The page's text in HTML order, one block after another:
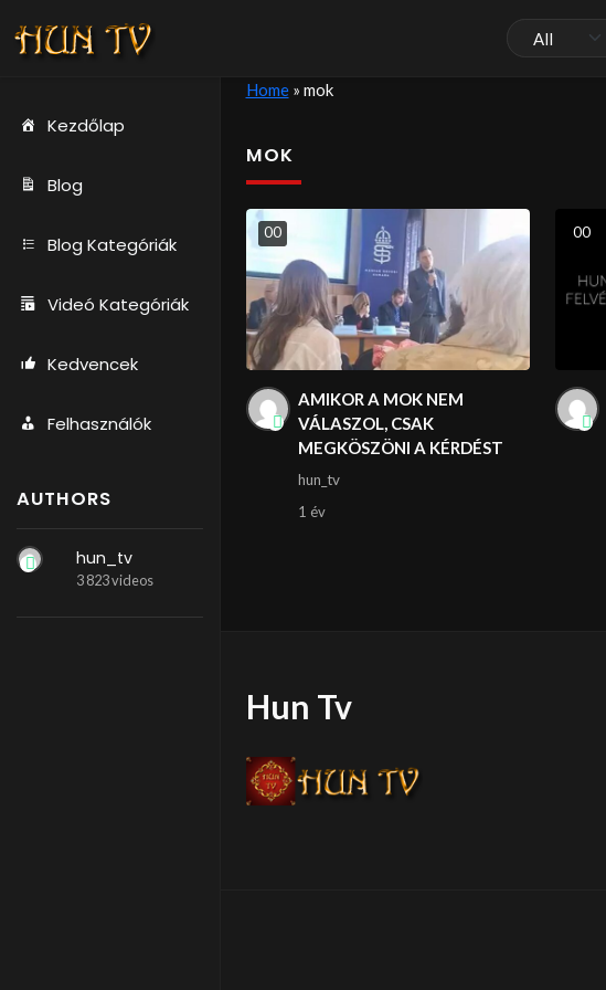
Kezdőlap
Blog
Blog Kategóriák
Videó Kategóriák
Kedvencek
Felhasználók
AUTHORS
hun_tv
3 823 videos
Home» mok
MOK
00
AMIKOR A MOK NEM
VÁLASZOL, CSAK
MEGKÖSZÖNI A KÉRDÉST
hun_tv
1 év
00
Hun Tv